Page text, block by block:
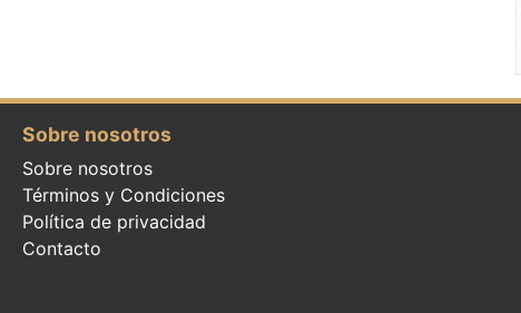
Sobre nosotros
Sobre nosotros
Términos y Condiciones
Política de privacidad
Contacto